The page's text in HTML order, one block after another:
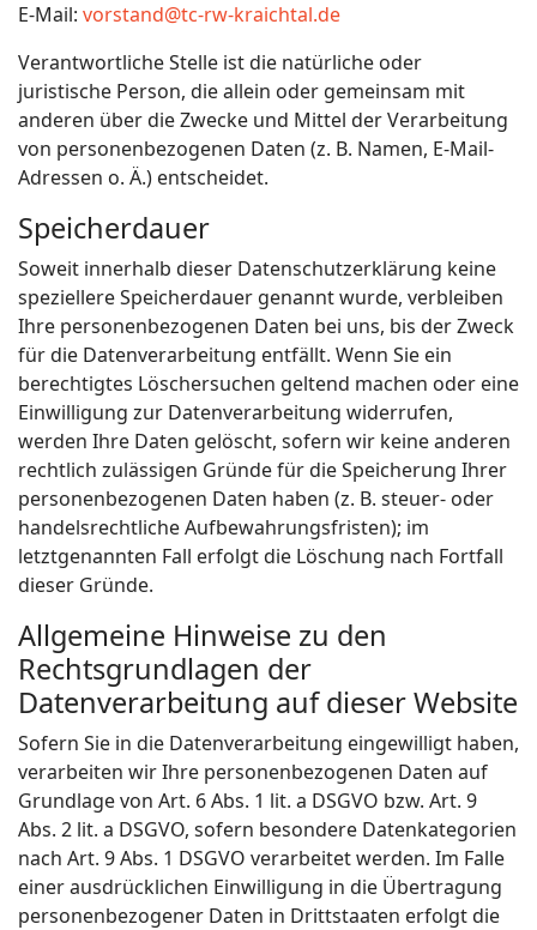
E-Mail: vorstand@tc-rw-kraichtal.de
Verantwortliche Stelle ist die natürliche oder
juristische Person, die allein oder gemeinsam mit
anderen über die Zwecke und Mittel der Verarbeitung
von personenbezogenen Daten (z. B. Namen, E-Mail-
Adressen o. Ä.) entscheidet.
Speicherdauer
Soweit innerhalb dieser Datenschutzerklärung keine
speziellere Speicherdauer genannt wurde, verbleiben
Ihre personenbezogenen Daten bei uns, bis der Zweck
für die Datenverarbeitung entfällt. Wenn Sie ein
berechtigtes Löschersuchen geltend machen oder eine
Einwilligung zur Datenverarbeitung widerrufen,
werden Ihre Daten gelöscht, sofern wir keine anderen
rechtlich zulässigen Gründe für die Speicherung Ihrer
personenbezogenen Daten haben (z. B. steuer- oder
handelsrechtliche Aufbewahrungsfristen); im
letztgenannten Fall erfolgt die Löschung nach Fortfall
dieser Gründe.
Allgemeine Hinweise zu den
Rechtsgrundlagen der
Datenverarbeitung auf dieser Website
Sofern Sie in die Datenverarbeitung eingewilligt haben,
verarbeiten wir Ihre personenbezogenen Daten auf
Grundlage von Art. 6 Abs. 1 lit. a DSGVO bzw. Art. 9
Abs. 2 lit. a DSGVO, sofern besondere Datenkategorien
nach Art. 9 Abs. 1 DSGVO verarbeitet werden. Im Falle
einer ausdrücklichen Einwilligung in die Übertragung
personenbezogener Daten in Drittstaaten erfolgt die